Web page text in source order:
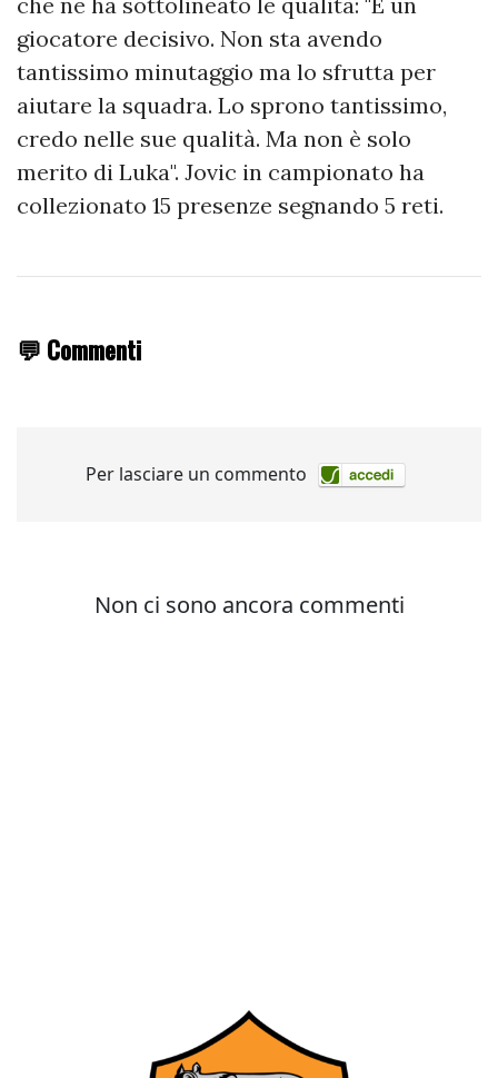
giocatore decisivo. Non sta avendo
tantissimo minutaggio ma lo sfrutta per
aiutare la squadra. Lo sprono tantissimo,
credo nelle sue qualità. Ma non è solo
merito di Luka". Jovic in campionato ha
collezionato 15 presenze segnando 5 reti.
💬 Commenti